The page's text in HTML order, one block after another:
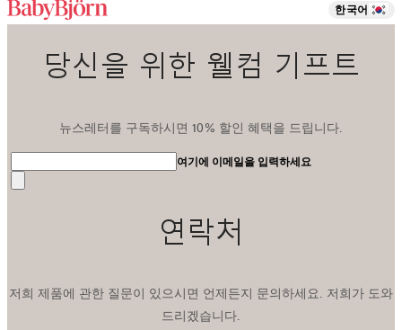
한국어
당신을 위한 웰컴 기프트
뉴스레터를 구독하시면 10% 할인 혜택을 드립니다.
여기에 이메일을 입력하세요
연락처
저희 제품에 관한 질문이 있으시면 언제든지 문의하세요. 저희가 도와
드리겠습니다.